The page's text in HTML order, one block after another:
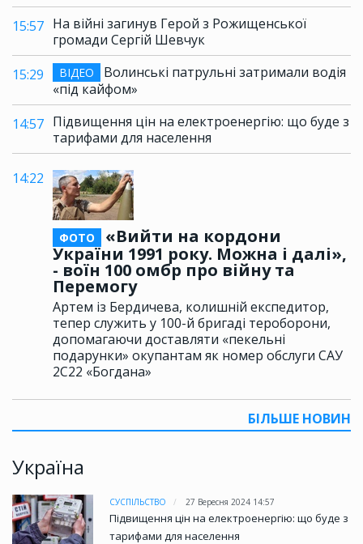
15:57 На війні загинув Герой з Рожищенської
громади Сергій Шевчук
15:29
ВІДЕО
Волинські патрульні затримали водія
«під кайфом»
14:57 Підвищення цін на електроенергію: що буде з
тарифами для населення
14:22
ФОТО
«Вийти на кордони
України 1991 року. Можна і далі»,
- воїн 100 омбр про війну та
Перемогу
Артем із Бердичева, колишній експедитор,
тепер служить у 100-й бригаді тероборони,
допомагаючи доставляти «пекельні
подарунки» окупантам як номер обслуги САУ
2С22 «Богдана»
БІЛЬШЕ НОВИН
Україна
СУСПІЛЬСТВО 27 Вересня 2024 14:57
Підвищення цін на електроенергію: що буде з
тарифами для населення